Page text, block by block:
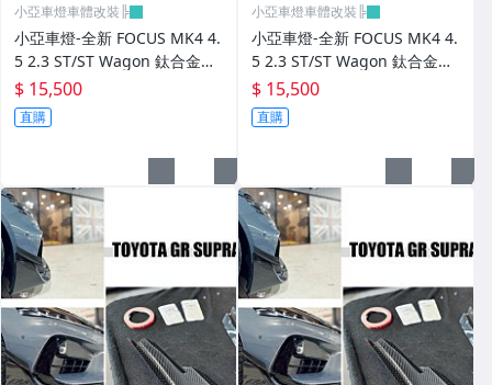
小亞車燈車體改裝╠
小亞車燈-全新 FOCUS MK4 4.
5 2.3 ST/ST Wagon 鈦合金高
效能強化MST加大進氣增壓管
$ 15,500
直購
小亞車燈車體改裝╠
小亞車燈-全新 FOCUS MK4 4.
5 2.3 ST/ST Wagon 鈦合金高
效能強化MST加大進氣增壓管
$ 15,500
直購